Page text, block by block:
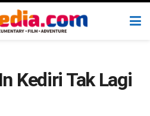
Kediri Tak Lagi